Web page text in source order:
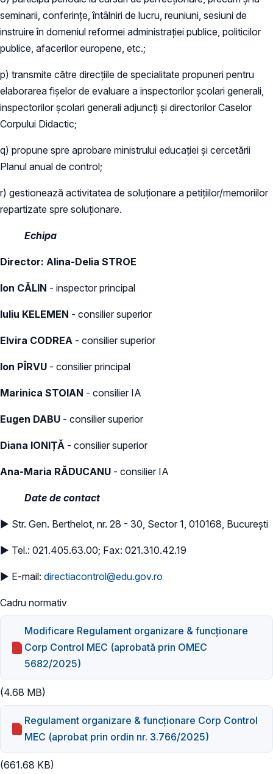
seminarii, conferințe, întâlniri de lucru, reuniuni, sesiuni de
instruire în domeniul reformei administrației publice, politicilor
publice, afacerilor europene, etc.;
p) transmite către direcțiile de specialitate propuneri pentru
elaborarea fișelor de evaluare a inspectorilor școlari generali,
inspectorilor școlari generali adjuncți și directorilor Caselor
Corpului Didactic;
q) propune spre aprobare ministrului educației și cercetării
Planul anual de control;
r) gestionează activitatea de soluționare a petițiilor/memoriilor
repartizate spre soluționare.
Echipa
Director: Alina-Delia STROE
Ion CĂLIN - inspector principal
Iuliu KELEMEN - consilier superior
Elvira CODREA - consilier superior
Ion PÎRVU - consilier principal
Marinica STOIAN - consilier IA
Eugen DABU - consilier superior
Diana IONIȚĂ - consilier superior
Ana-Maria RĂDUCANU - consilier IA
Date de contact
► Str. Gen. Berthelot, nr. 28 - 30, Sector 1, 010168, București
► Tel.: 021.405.63.00; Fax: 021.310.42.19
► E-mail: directiacontrol@edu.gov.ro
Cadru normativ
Modificare Regulament organizare & funcționare
Corp Control MEC (aprobată prin OMEC
5682/2025)
(4.68 MB)
Regulament organizare & funcționare Corp Control
MEC (aprobat prin ordin nr. 3.766/2025)
(661.68 KB)